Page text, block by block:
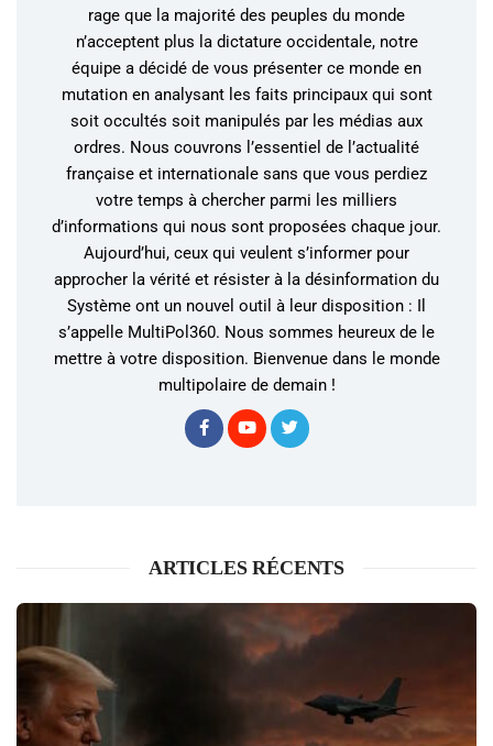
rage que la majorité des peuples du monde
n’acceptent plus la dictature occidentale, notre
équipe a décidé de vous présenter ce monde en
mutation en analysant les faits principaux qui sont
soit occultés soit manipulés par les médias aux
ordres. Nous couvrons l’essentiel de l’actualité
française et internationale sans que vous perdiez
votre temps à chercher parmi les milliers
d’informations qui nous sont proposées chaque jour.
Aujourd’hui, ceux qui veulent s’informer pour
approcher la vérité et résister à la désinformation du
Système ont un nouvel outil à leur disposition : Il
s’appelle MultiPol360. Nous sommes heureux de le
mettre à votre disposition. Bienvenue dans le monde
multipolaire de demain !
ARTICLES RÉCENTS